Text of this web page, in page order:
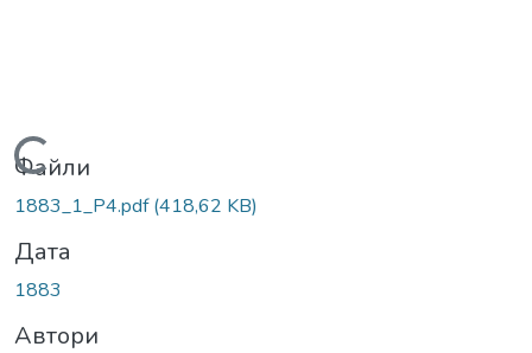
Вантажиться...
Файли
1883_1_P4.pdf(418,62 KB)
Дата
1883
Автори